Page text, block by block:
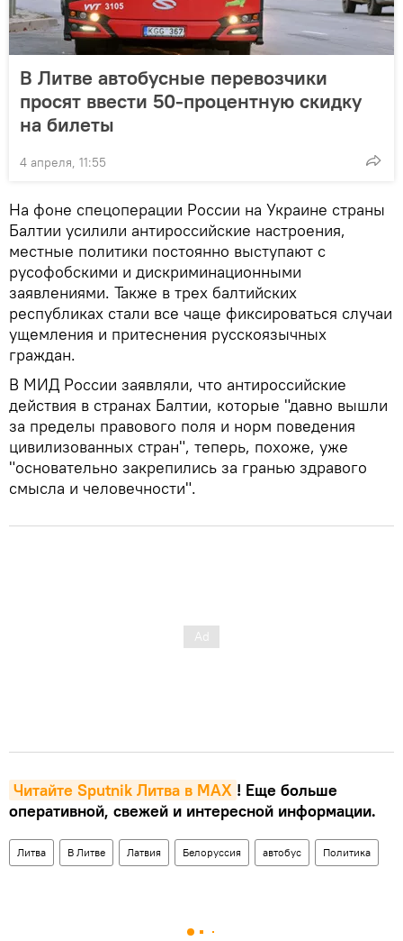
В Литве автобусные перевозчики
просят ввести 50-процентную скидку
на билеты
4 апреля, 11:55
На фоне спецоперации России на Украине страны
Балтии усилили антироссийские настроения,
местные политики постоянно выступают с
русофобскими и дискриминационными
заявлениями. Также в трех балтийских
республиках стали все чаще фиксироваться случаи
ущемления и притеснения русскоязычных
граждан.
В МИД России заявляли, что антироссийские
действия в странах Балтии, которые "давно вышли
за пределы правового поля и норм поведения
цивилизованных стран", теперь, похоже, уже
"основательно закрепились за гранью здравого
смысла и человечности".
Читайте Sputnik Литва в MAX ! Еще больше
оперативной, свежей и интересной информации.
Литва В Литве Латвия Белоруссия автобус Политика